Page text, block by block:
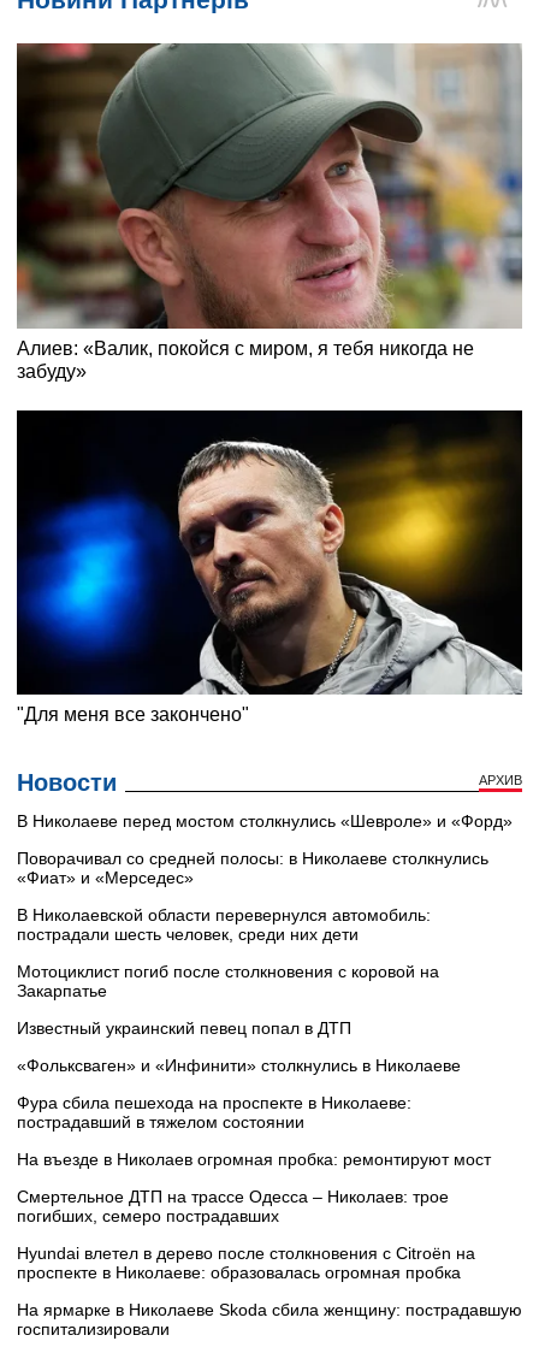
Новости АРХИВ
В Николаеве перед мостом столкнулись «Шевроле» и «Форд»
Поворачивал со средней полосы: в Николаеве столкнулись
«Фиат» и «Мерседес»
В Николаевской области перевернулся автомобиль:
пострадали шесть человек, среди них дети
Мотоциклист погиб после столкновения с коровой на
Закарпатье
Известный украинский певец попал в ДТП
«Фольксваген» и «Инфинити» столкнулись в Николаеве
Фура сбила пешехода на проспекте в Николаеве:
пострадавший в тяжелом состоянии
На въезде в Николаев огромная пробка: ремонтируют мост
Смертельное ДТП на трассе Одесса – Николаев: трое
погибших, семеро пострадавших
Hyundai влетел в дерево после столкновения с Citroën на
проспекте в Николаеве: образовалась огромная пробка
На ярмарке в Николаеве Skoda сбила женщину: пострадавшую
госпитализировали